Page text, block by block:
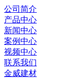
公司简介
产品中心
新闻中心
案例中心
视频中心
联系我们
金威建材